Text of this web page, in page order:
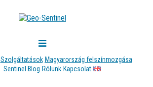
Szolgáltatások Magyarország felszínmozgása
Sentinel Blog Rólunk Kapcsolat